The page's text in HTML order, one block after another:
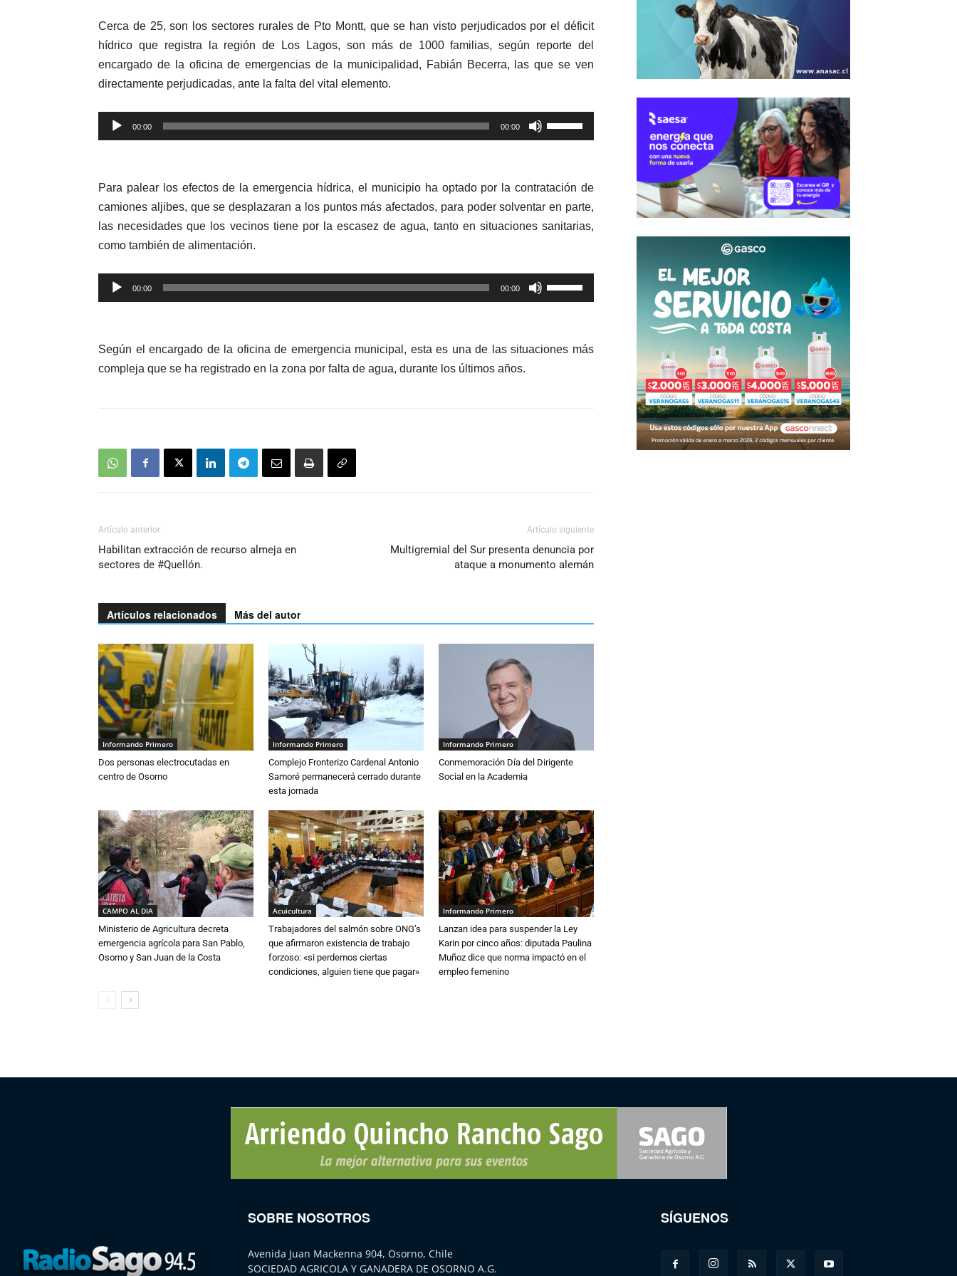
Cerca de 25, son los sectores rurales de Pto Montt, que se han visto perjudicados por el déficit
hídrico que registra la región de Los Lagos, son más de 1000 familias, según reporte del
encargado de la oficina de emergencias de la municipalidad, Fabián Becerra, las que se ven
directamente perjudicadas, ante la falta del vital elemento.
Reproductor
00:00 00:00
Utiliza
las
flecha
arriba/abajo
para
disminuir
el
Para palear los efectos de la emergencia hídrica, el municipio ha optado por la contratación de
camiones aljibes, que se desplazaran a los puntos más afectados, para poder solventar en parte,
las necesidades que los vecinos tiene por la escasez de agua, tanto en situaciones sanitarias,
como también de alimentación.
Reproductor
de
00:00 00:00
Utiliza
las
flecha
Según el encargado de la oficina de emergencia municipal, esta es una de las situaciones más
compleja que se ha registrado en la zona por falta de agua, durante los últimos años.
Artículo anterior
Habilitan extracción de recurso almeja en
sectores de #Quellón.
Artículo siguiente
Multigremial del Sur presenta denuncia por
ataque a monumento alemán
Artículos relacionados Más del autor
Informando Primero
Dos personas electrocutadas en
centro de Osorno
Informando Primero
Complejo Fronterizo Cardenal Antonio
Samoré permanecerá cerrado durante
esta jornada
Informando Primero
Conmemoración Día del Dirigente
Social en la Academia
CAMPO AL DIA
Ministerio de Agricultura decreta
emergencia agrícola para San Pablo,
Osorno y San Juan de la Costa
Acuicultura
Trabajadores del salmón sobre ONG’s
que afirmaron existencia de trabajo
forzoso: «si perdemos ciertas
condiciones, alguien tiene que pagar»
Informando Primero
Lanzan idea para suspender la Ley
Karin por cinco años: diputada Paulina
Muñoz dice que norma impactó en el
empleo femenino
SOBRE NOSOTROS
Avenida Juan Mackenna 904, Osorno, Chile
SOCIEDAD AGRICOLA Y GANADERA DE OSORNO A.G.
SÍGUENOS